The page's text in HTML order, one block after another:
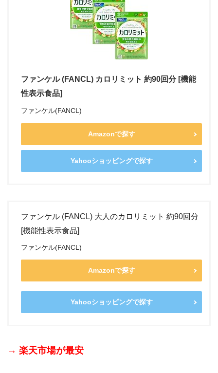
ファンケル (FANCL) カロリミット 約90回分 [機能
性表示食品]
ファンケル(FANCL)
Amazonで探す
Yahooショッピングで探す
ファンケル (FANCL) 大人のカロリミット 約90回分
[機能性表示食品]
ファンケル(FANCL)
Amazonで探す
Yahooショッピングで探す
→ 楽天市場が最安